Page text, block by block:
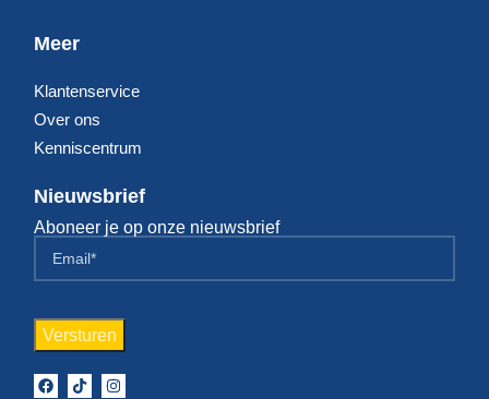
Meer
Klantenservice
Over ons
Kenniscentrum
Nieuwsbrief
Aboneer je op onze nieuwsbrief